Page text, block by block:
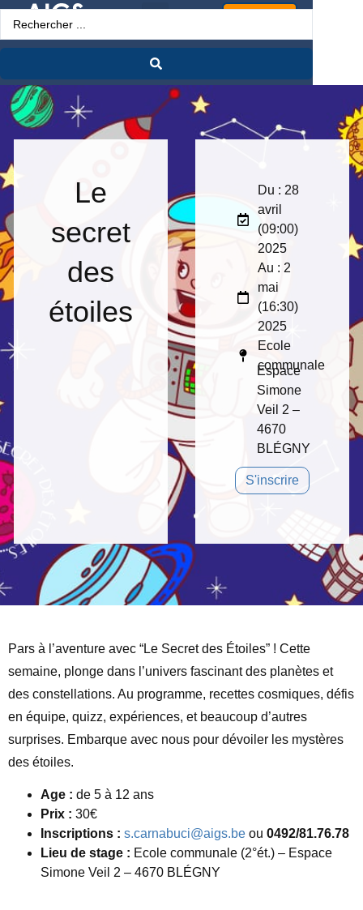
Le
secret
des
étoiles
Du : 28
avril
(09:00)
2025
Au : 2
mai
(16:30)
2025
Ecole
communale
Espace
Simone
Veil 2 –
4670
BLÉGNY
S'inscrire
Pars à l’aventure avec “Le Secret des Étoiles” ! Cette
semaine, plonge dans l’univers fascinant des planètes et
des constellations. Au programme, recettes cosmiques, défis
en équipe, quizz, expériences, et beaucoup d’autres
surprises. Embarque avec nous pour dévoiler les mystères
des étoiles.
Age : de 5 à 12 ans
Prix : 30€
Inscriptions : s.carnabuci@aigs.be ou 0492/81.76.78
Lieu de stage : Ecole communale (2°ét.) – Espace
Simone Veil 2 – 4670 BLÉGNY